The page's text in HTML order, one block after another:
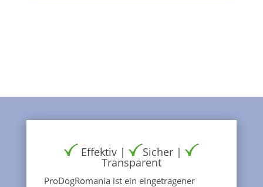
Effektiv | Sicher |
Transparent
ProDogRomania ist ein eingetragener